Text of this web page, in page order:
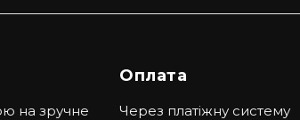
на зручне
Оплата
Через платіжну систему